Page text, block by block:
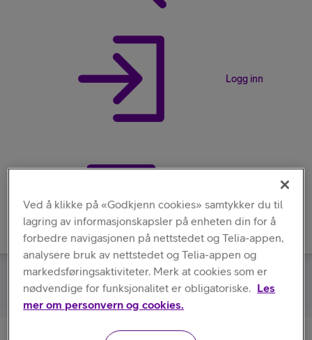
Logg inn
Galaxy Z Flip7 FE / Flip6 Silicone Case
Ved å klikke på «Godkjenn cookies» samtykker du til
lagring av informasjonskapsler på enheten din for å
forbedre navigasjonen på nettstedet og Telia-appen,
analysere bruk av nettstedet og Telia-appen og
markedsføringsaktiviteter. Merk at cookies som er
nødvendige for funksjonalitet er obligatoriske. Les
mer om personvern og cookies.